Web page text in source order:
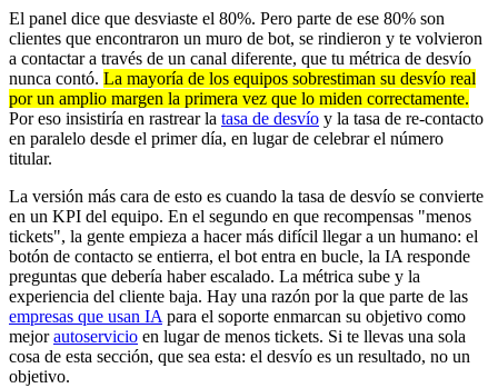
El panel dice que desviaste el 80%. Pero parte de ese 80% son
clientes que encontraron un muro de bot, se rindieron y te volvieron
a contactar a través de un canal diferente, que tu métrica de desvío
nunca contó. La mayoría de los equipos sobrestiman su desvío real
por un amplio margen la primera vez que lo miden correctamente.
Por eso insistiría en rastrear la tasa de desvío y la tasa de re-contacto
en paralelo desde el primer día, en lugar de celebrar el número
titular.
La versión más cara de esto es cuando la tasa de desvío se convierte
en un KPI del equipo. En el segundo en que recompensas "menos
tickets", la gente empieza a hacer más difícil llegar a un humano: el
botón de contacto se entierra, el bot entra en bucle, la IA responde
preguntas que debería haber escalado. La métrica sube y la
experiencia del cliente baja. Hay una razón por la que parte de las
empresas que usan IApara el soporte enmarcan su objetivo como
mejorautoservicio en lugar de menos tickets. Si te llevas una sola
cosa de esta sección, que sea esta: el desvío es un resultado, no un
objetivo.